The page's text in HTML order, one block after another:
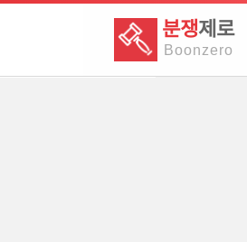
분쟁제로
Boonzero